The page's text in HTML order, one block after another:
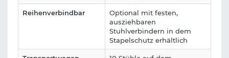
Reihenverbindbar
Optional mit festen,
ausziehbaren
Stuhlverbindern in dem
Stapelschutz erhältlich